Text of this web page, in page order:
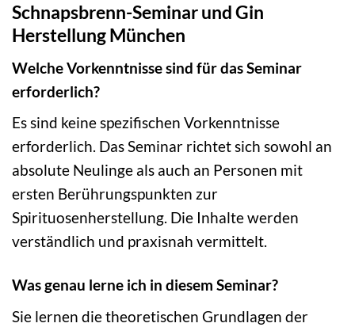
Schnapsbrenn-Seminar und Gin
Herstellung München
Welche Vorkenntnisse sind für das Seminar
erforderlich?
Es sind keine spezifischen Vorkenntnisse
erforderlich. Das Seminar richtet sich sowohl an
absolute Neulinge als auch an Personen mit
ersten Berührungspunkten zur
Spirituosenherstellung. Die Inhalte werden
verständlich und praxisnah vermittelt.
Was genau lerne ich in diesem Seminar?
Sie lernen die theoretischen Grundlagen der